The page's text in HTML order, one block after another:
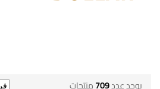
يوجد عدد709منتجات